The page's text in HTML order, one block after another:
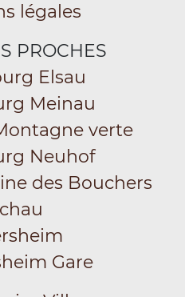
légales
PROCHES
Elsau
Meinau
verte
Neuhof
des Bouchers
Gare